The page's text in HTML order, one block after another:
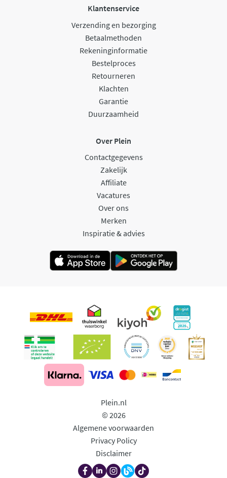
Klantenservice
Verzending en bezorging
Betaalmethoden
Rekeninginformatie
Bestelproces
Retourneren
Klachten
Garantie
Duurzaamheid
Over Plein
Contactgegevens
Zakelijk
Affiliate
Vacatures
Over ons
Merken
Inspiratie & advies
Plein.nl
© 2026
Algemene voorwaarden
Privacy Policy
Disclaimer